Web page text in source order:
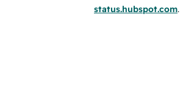
status.hubspot.com.